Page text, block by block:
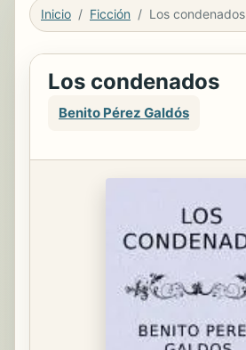
Inicio Ficción Los condenados
Los condenados
Benito Pérez Galdós